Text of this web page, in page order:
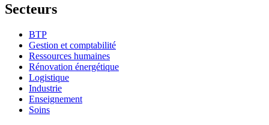
Secteurs
BTP
Gestion et comptabilité
Ressources humaines
Rénovation énergétique
Logistique
Industrie
Enseignement
Soins